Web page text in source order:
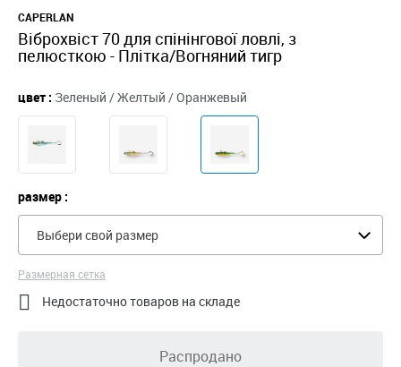
CAPERLAN
Віброхвіст 70 для спінінгової ловлі, з
пелюсткою - Плітка/Вогняний тигр
цвет : Зеленый / Желтый / Оранжевый
размер :
Выбери свой размер
Размерная сетка
 Недостаточно товаров на складе
Распродано